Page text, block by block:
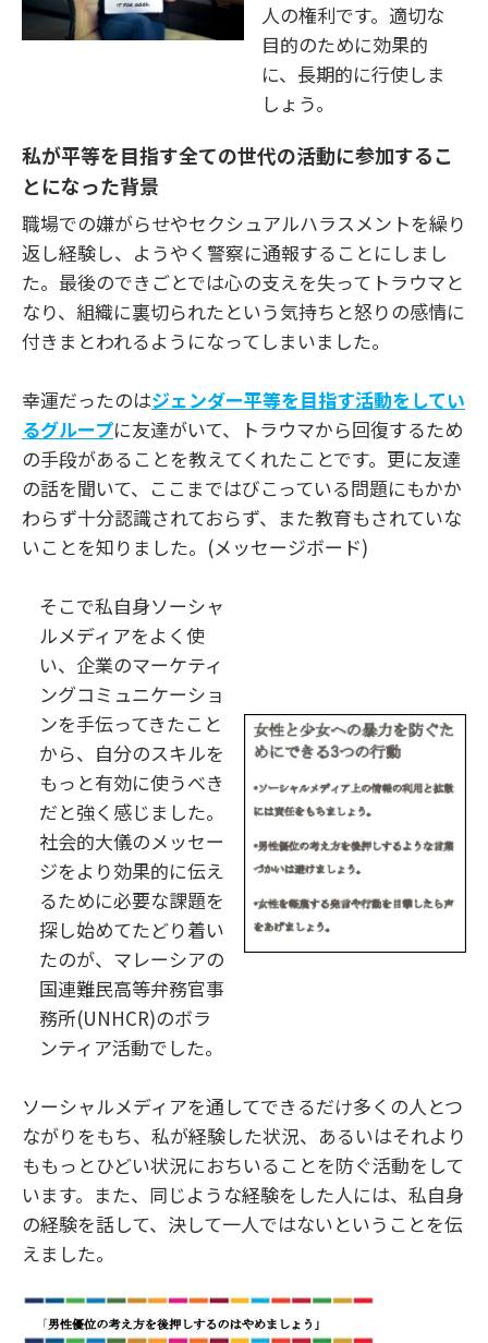
人の権利です。適切な
目的のために効果的
に、長期的に行使しま
しょう。
私が平等を目指す全ての世代の活動に参加するこ
とになった背景
職場での嫌がらせやセクシュアルハラスメントを繰り
返し経験し、ようやく警察に通報することにしまし
た。最後のできごとでは心の支えを失ってトラウマと
なり、組織に裏切られたという気持ちと怒りの感情に
付きまとわれるようになってしまいました。
幸運だったのはジェンダー平等を目指す活動をしてい
るグループに友達がいて、トラウマから回復するため
の手段があることを教えてくれたことです。更に友達
の話を聞いて、ここまではびこっている問題にもかか
わらず十分認識されておらず、また教育もされていな
いことを知りました。(メッセージボード)
そこで私自身ソーシャ
ルメディアをよく使
い、企業のマーケティ
ングコミュニケーショ
ンを手伝ってきたこと
から、自分のスキルを
もっと有効に使うべき
だと強く感じました。
社会的大儀のメッセー
ジをより効果的に伝え
るために必要な課題を
探し始めてたどり着い
たのが、マレーシアの
国連難民高等弁務官事
務所(UNHCR)のボラ
ンティア活動でした。
ソーシャルメディアを通してできるだけ多くの人とつ
ながりをもち、私が経験した状況、あるいはそれより
ももっとひどい状況におちいることを防ぐ活動をして
います。また、同じような経験をした人には、私自身
の経験を話して、決して一人ではないということを伝
えました。